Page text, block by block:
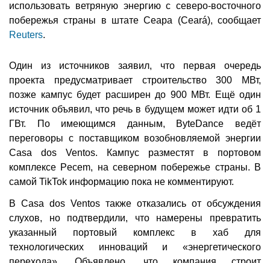
использовать ветряную энергию с северо-восточного
побережья страны в штате Сеара (Ceará), сообщает
Reuters.
Один из источников заявил, что первая очередь
проекта предусматривает строительство 300 МВт,
позже кампус будет расширен до 900 МВт. Ещё один
источник объявил, что речь в будущем может идти об 1
ГВт. По имеющимся данным, ByteDance ведёт
переговоры с поставщиком возобновляемой энергии
Casa dos Ventos. Кампус разместят в портовом
комплексе Pecem, на северном побережье страны. В
самой TikTok информацию пока не комментируют.
В Casa dos Ventos также отказались от обсуждения
слухов, но подтвердили, что намерены превратить
указанный портовый комплекс в хаб для
технологических инноваций и «энергетического